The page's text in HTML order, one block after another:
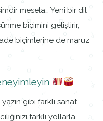
mesela… Yeni bir dil
biçimini geliştirir,
biçimlerine de maruz
gibi farklı sanat
farklı yollarla